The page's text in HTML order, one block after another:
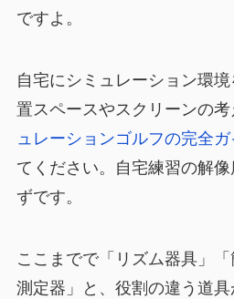
ですよ。
自宅にシミュレーション環
置スペースやスクリーンの考
ュレーションゴルフの完全ガ
てください。自宅練習の解
ずです。
ここまでで「リズム器具」
測定器」と、役割の違う道